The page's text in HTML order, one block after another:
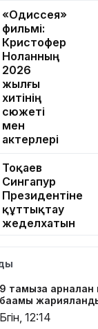
«Одиссея»
фильмі:
Кристофер
Ноланның
2026
жылғы
хитінің
сюжеті
мен
актерлері
Тоқаев
Сингапур
Президентіне
құттықтау
жеделхатын
Түркия
Украина
арасында
жаңа
9 тамызға
бағамы
Бүгін, 12:14